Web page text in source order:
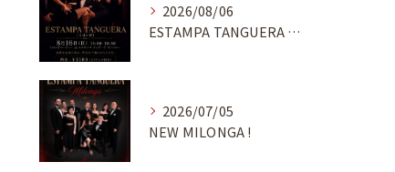
2026/08/06
ESTAMPA TANGUERA MILONGA
2026/07/05
NEW MILONGA !